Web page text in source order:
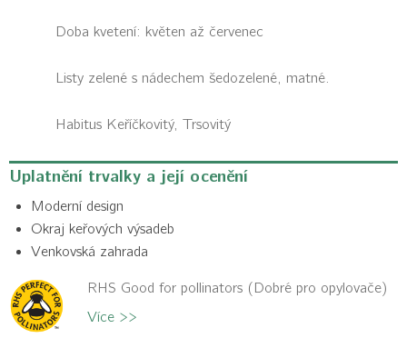
Doba kvetení: květen až červenec
Listy zelené s nádechem šedozelené, matné.
Habitus Keříčkovitý, Trsovitý
Uplatnění trvalky a její ocenění
Moderní design
Okraj keřových výsadeb
Venkovská zahrada
RHS Good for pollinators (Dobré pro opylovače)
Více >>